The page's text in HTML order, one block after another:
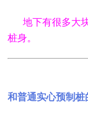
地下有很多大
桩身。
和普通实心预制桩